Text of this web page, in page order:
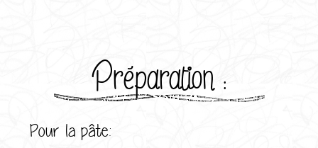
Préparation :
Pour la pâte: